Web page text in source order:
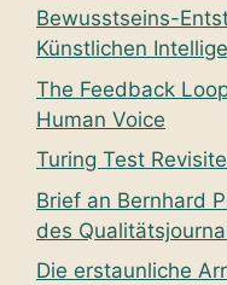
Bewusstseins-
Künstlichen
The Feedback
Human Voice
Turing Test
Brief an Bernhard
des
Die erstaunliche